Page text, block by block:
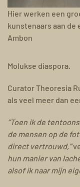
Hier werken een
kunstenaars aan de
Ambon
Molukse diaspora.
Curator Theoresia
als veel meer dan
“Toen ik de
de mensen op de
direct vertrouwd,”
hun manier van
alsof ik naar mijn